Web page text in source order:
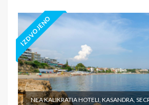
IZDVOJENO
NEA KALIKRATIA HOTELI, KASANDRA,